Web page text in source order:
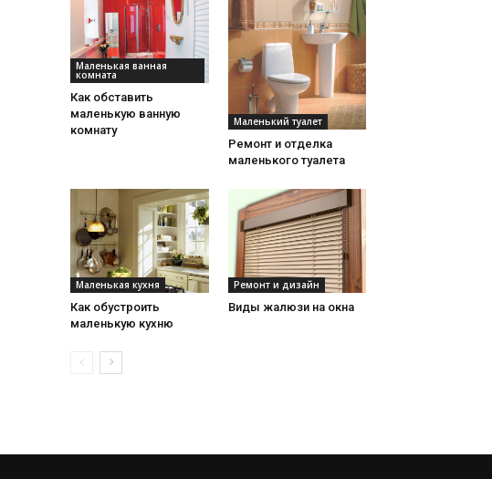
Маленькая ванная
комната
Как обставить
маленькую ванную
комнату
Маленький туалет
Ремонт и отделка
маленького туалета
Маленькая кухня
Как обустроить
маленькую кухню
Ремонт и дизайн
Виды жалюзи на окна